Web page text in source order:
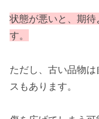
状態が悪いと、期
す。
ただし、古い品物
スもあります。